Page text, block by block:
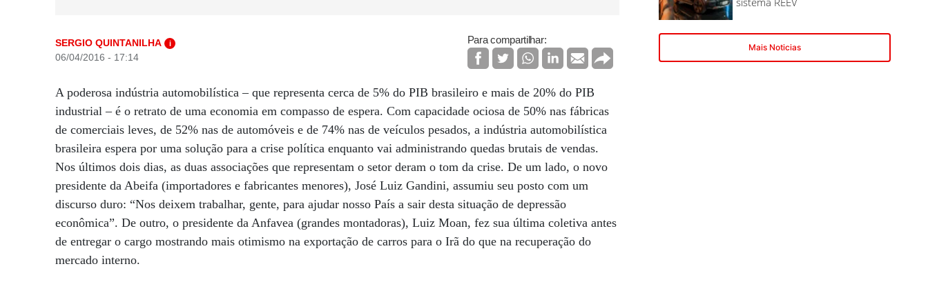
SERGIO QUINTANILHA i
06/04/2016 - 17:14
Para compartilhar:
A poderosa indústria automobilística – que representa cerca de 5% do PIB brasileiro e mais de 20% do PIB
industrial – é o retrato de uma economia em compasso de espera. Com capacidade ociosa de 50% nas fábricas
de comerciais leves, de 52% nas de automóveis e de 74% nas de veículos pesados, a indústria automobilística
brasileira espera por uma solução para a crise política enquanto vai administrando quedas brutais de vendas.
Nos últimos dois dias, as duas associações que representam o setor deram o tom da crise. De um lado, o novo
presidente da Abeifa (importadores e fabricantes menores), José Luiz Gandini, assumiu seu posto com um
discurso duro: “Nos deixem trabalhar, gente, para ajudar nosso País a sair desta situação de depressão
econômica”. De outro, o presidente da Anfavea (grandes montadoras), Luiz Moan, fez sua última coletiva antes
de entregar o cargo mostrando mais otimismo na exportação de carros para o Irã do que na recuperação do
mercado interno.